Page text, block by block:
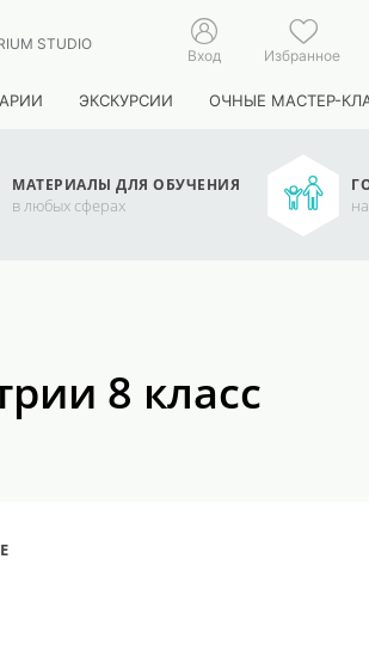
STUDIO
Вход Избранное
ЭКСКУРСИИ ОЧНЫЕ МАСТЕР-
МАТЕРИАЛЫ ДЛЯ ОБУЧЕНИЯ
в любых сферах
8 класс